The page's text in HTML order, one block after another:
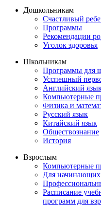
Дошкольникам
Счастливый
Программы
Рекомендации
Уголок здоровья
Школьникам
Программы для
Усспешный
Английский
Компьютерные
Физика и
Русский язык
Китайский язык
Обществознание
История
Взрослым
Компьютерные
Для начинающих
Расписание
программ для